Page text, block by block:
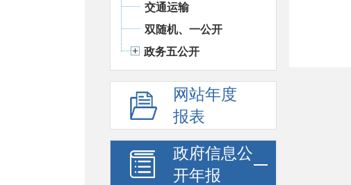
交通运输
双随机、一公开
政务五公开
网站年度
报表
政府信息公
开年报